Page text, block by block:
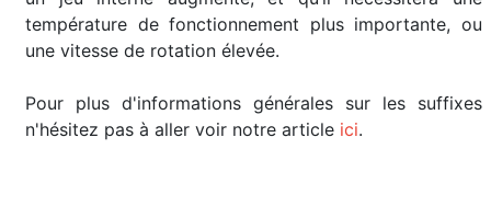
température de fonctionnement plus importante, ou
une vitesse de rotation élevée.
Pour plus d'informations générales sur les suffixes
n'hésitez pas à aller voir notre article ici.